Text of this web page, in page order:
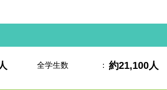
全学生数 ： 約21,100人